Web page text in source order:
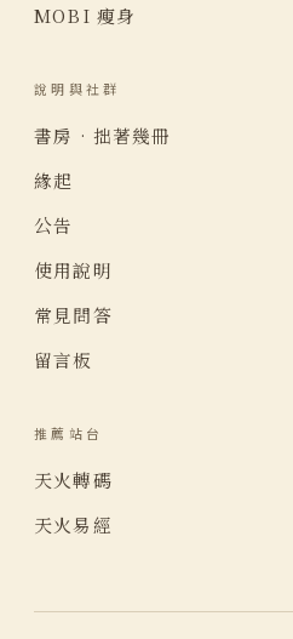
MOBI 瘦身
說明與社群
書房 · 拙著幾冊
緣起
公告
使用說明
常見問答
留言板
推薦站台
天火轉碼
天火易經